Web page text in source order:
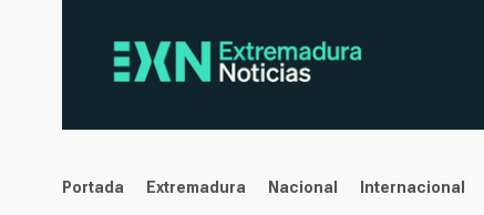
noticias
Portada Extremadura Nacional Internacional